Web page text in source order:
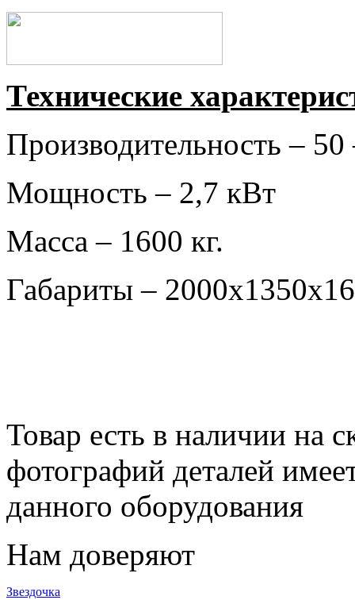
Технические
Производительность –
Мощность – 2,7 кВт
Масса – 1600 кг.
Габариты –
Товар есть в наличии на
фотографий деталей
данного оборудования
Нам доверяют
Звездочка